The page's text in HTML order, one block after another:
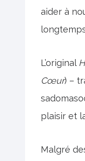
aider à
L’original
Cœur) –
plaisir et
Malgré